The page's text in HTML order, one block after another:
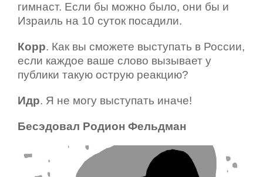
гимнаст. Если бы можно было, они бы и
Израиль на 10 суток посадили.
Корр. Как вы сможете выступать в России,
если каждое ваше слово вызывает у
публики такую острую реакцию?
Идр. Я не могу выступать иначе!
Бесэдовал Родион Фельдман